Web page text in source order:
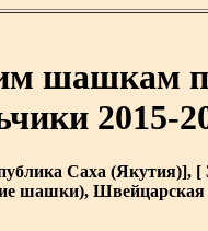
2015-
Саха (Якутия)], [
шашки), Швейцарская